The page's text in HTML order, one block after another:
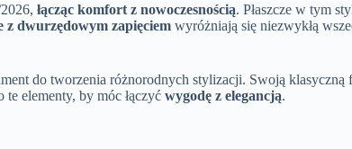
łącząc komfort z nowoczesnością. Płaszcze w tym
z dwurzędowym zapięciem wyróżniają się niezwykłą
do tworzenia różnorodnych stylizacji. Swoją
elementy, by móc łączyć wygodę z elegancją.